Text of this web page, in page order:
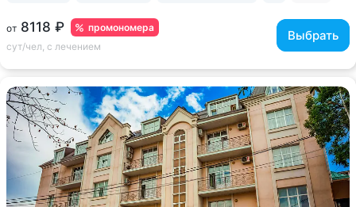
промономера
от 8118 ₽
сут/чел, с лечением
Выбрать